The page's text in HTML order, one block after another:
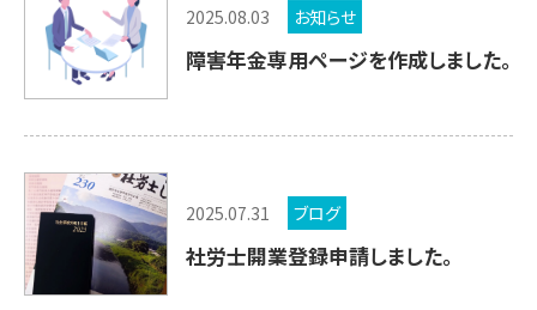
2025.08.03 お知らせ
障害年金専用ページを作成しました。
2025.07.31 ブログ
社労士開業登録申請しました。